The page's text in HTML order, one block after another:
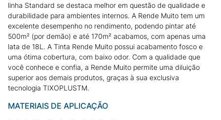
linha Standard se destaca melhor em questão de qualidade e
durabilidade para ambientes internos. A Rende Muito tem um
excelente desempenho no rendimento, podendo pintar até
500m² (por demão) e até 170m² acabamos, com apenas uma
lata de 18L. A Tinta Rende Muito possui acabamento fosco e
uma ótima cobertura, com baixo odor. Com a qualidade que
você conhece e confia, a Rende Muito permite uma diluição
superior aos demais produtos, graças à sua exclusiva
tecnologia TIXOPLUSTM.
MATERIAIS DE APLICAÇÃO